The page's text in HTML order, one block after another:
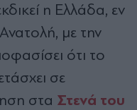
η Ελλάδα, εν
με την
ότι το
σε
στα Στενά του